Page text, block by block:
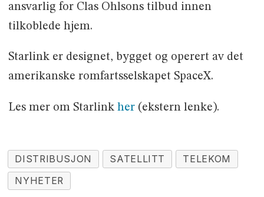
ansvarlig for Clas Ohlsons tilbud innen
tilkoblede hjem.
Starlink er designet, bygget og operert av det
amerikanske romfartsselskapet SpaceX.
Les mer om Starlink her(ekstern lenke).
DISTRIBUSJON SATELLITT
TELEKOM
NYHETER